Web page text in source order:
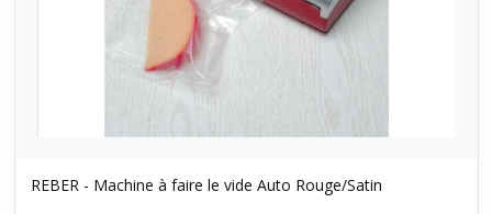
REBER - Machine à faire le vide Auto Rouge/Satin